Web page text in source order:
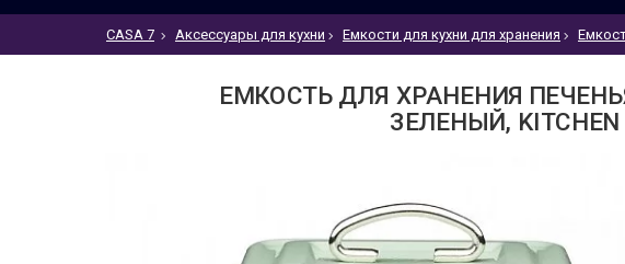
CASA 7 Аксессуары для кухни Емкости для кухни для хранения
ЕМКОСТЬ ДЛЯ ХРАНЕНИЯ
ЗЕЛЕНЫЙ,